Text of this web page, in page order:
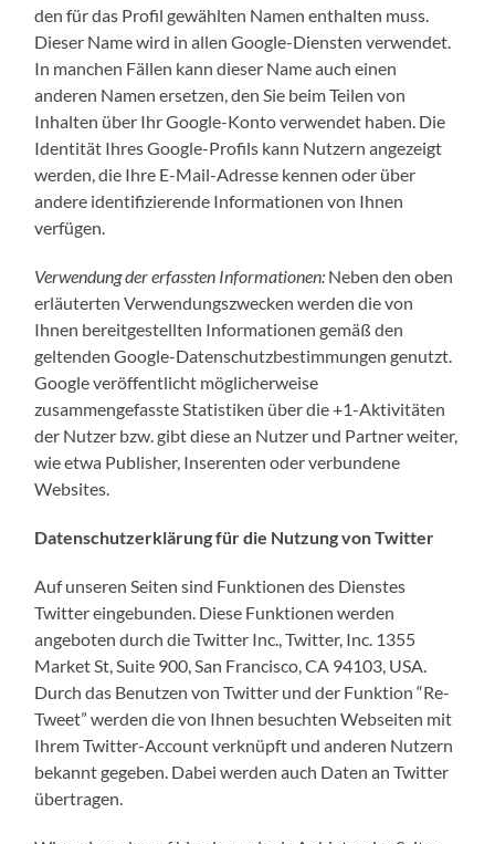
den für das Profil gewählten Namen enthalten muss.
Dieser Name wird in allen Google-Diensten verwendet.
In manchen Fällen kann dieser Name auch einen
anderen Namen ersetzen, den Sie beim Teilen von
Inhalten über Ihr Google-Konto verwendet haben. Die
Identität Ihres Google-Profils kann Nutzern angezeigt
werden, die Ihre E-Mail-Adresse kennen oder über
andere identifizierende Informationen von Ihnen
verfügen.
Verwendung der erfassten Informationen: Neben den oben
erläuterten Verwendungszwecken werden die von
Ihnen bereitgestellten Informationen gemäß den
geltenden Google-Datenschutzbestimmungen genutzt.
Google veröffentlicht möglicherweise
zusammengefasste Statistiken über die +1-Aktivitäten
der Nutzer bzw. gibt diese an Nutzer und Partner weiter,
wie etwa Publisher, Inserenten oder verbundene
Websites.
Datenschutzerklärung für die Nutzung von Twitter
Auf unseren Seiten sind Funktionen des Dienstes
Twitter eingebunden. Diese Funktionen werden
angeboten durch die Twitter Inc., Twitter, Inc. 1355
Market St, Suite 900, San Francisco, CA 94103, USA.
Durch das Benutzen von Twitter und der Funktion “Re-
Tweet” werden die von Ihnen besuchten Webseiten mit
Ihrem Twitter-Account verknüpft und anderen Nutzern
bekannt gegeben. Dabei werden auch Daten an Twitter
übertragen.